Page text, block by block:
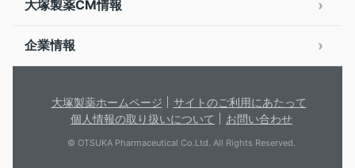
大塚製薬CM情報
企業情報
大塚製薬ホームページ
サイトのご利用にあたって
個人情報の取り扱いについて
お問い合わせ
© OTSUKA Pharmaceutical Co.Ltd. All Rights Reserved.